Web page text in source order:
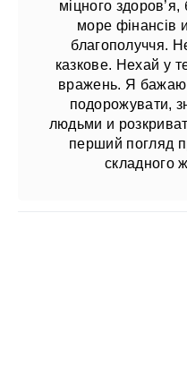
міцного
море фінансів
благополуччя.
казкове. Нехай у
вражень. Я бажаю
подорожувати,
людьми и
перший погляд
складного